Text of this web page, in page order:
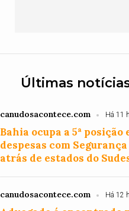
Últimas
canudosacontece.com Há 11
Bahia ocupa a 5ª
despesas com
atrás de estados do
canudosacontece.com Há 12